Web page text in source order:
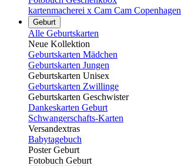
kartenmacherei x Cam Cam Copenhagen
Geburt
Alle Geburtskarten
Neue Kollektion
Geburtskarten Mädchen
Geburtskarten Jungen
Geburtskarten Unisex
Geburtskarten Zwillinge
Geburtskarten Geschwister
Dankeskarten Geburt
Schwangerschafts-Karten
Versandextras
Babytagebuch
Poster Geburt
Fotobuch Geburt